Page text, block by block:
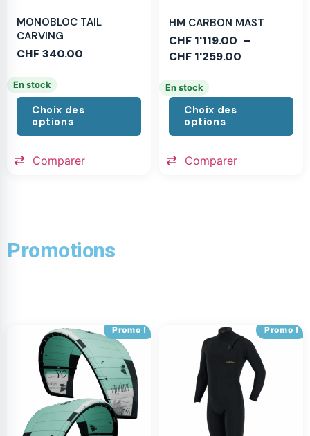
MONOBLOC TAIL
CARVING
CHF340.00
En stock
Choix des
options
Comparer
HM CARBON MAST
CHF 1'119.00 –
CHF 1'259.00
En stock
Choix des
options
Comparer
Promotions
Promo ! Promo !